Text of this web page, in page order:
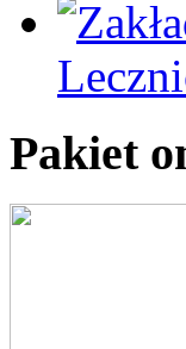
Pakiet